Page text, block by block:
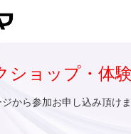
ショップ・体
から参加お申し込み頂けま